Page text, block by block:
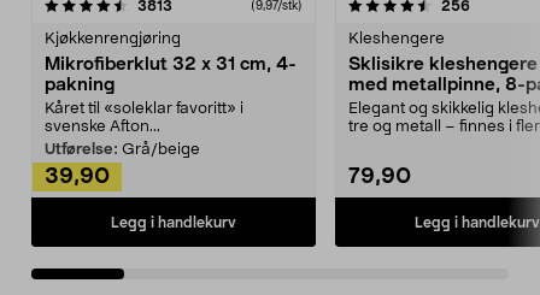
3813 anmeldelser(9,97/stk)
Kjøkkenrengjøring
Mikrofiberklut 32 x 31 cm, 4-
pakning
Kåret til «soleklar favoritt» i
svenske Afton...
Utførelse: Grå/beige
39,90
Legg i handlekurv
4.5av 5 stjerner 256
Kleshengere
Sklisikre
med metallpinne, 8-
Elegant og skikkelig
tre og metall – finnes i
79,90
Legg i handlekurv
4.5av 5 stjerner